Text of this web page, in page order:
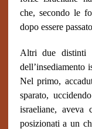
che, secondo le
dopo essere
Altri due distinti
dell’insediamento
Nel primo,
sparato,
israeliane, aveva
posizionati a un